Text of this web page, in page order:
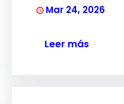
Mar 24, 2026
Leer más